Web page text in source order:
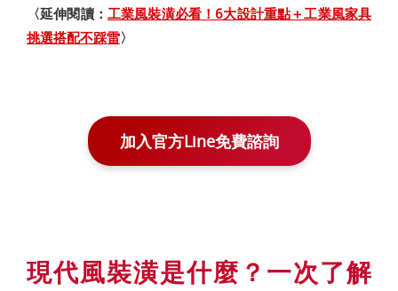
〈延伸閱讀： 工業風裝潢必看！6大設計重點＋工業風家具
挑選搭配不踩雷〉
加入官方Line免費諮詢
現代風裝潢是什麼？一次了解